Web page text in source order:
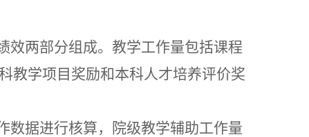
效两部分组成。教学工作量包括课程
教学项目奖励和本科人才培养评价奖
数据进行核算，院级教学辅助工作量